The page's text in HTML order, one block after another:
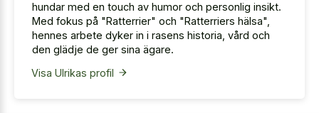
hundar med en touch av humor och personlig insikt.
Med fokus på "Ratterrier" och "Ratterriers hälsa",
hennes arbete dyker in i rasens historia, vård och
den glädje de ger sina ägare.
Visa Ulrikas profil